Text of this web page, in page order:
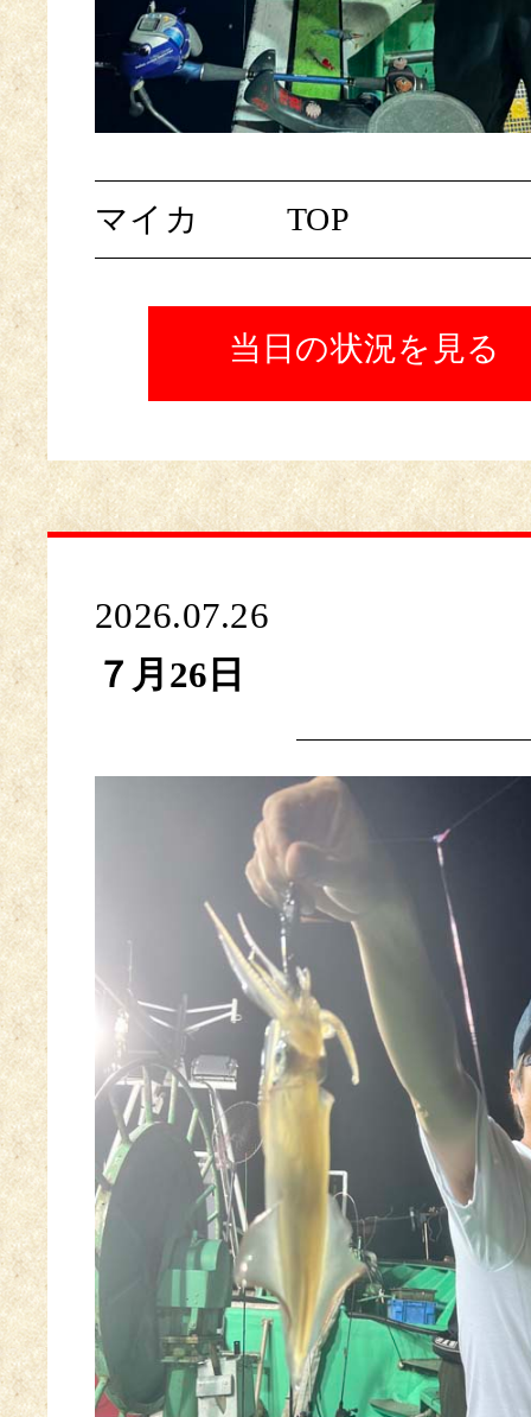
マイカ TOP
当日の状況を見る
2026.07.26
７月26日